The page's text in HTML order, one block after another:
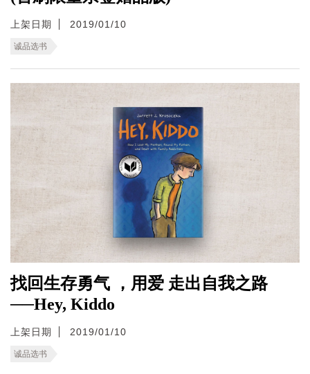
上架日期 2019/01/10
诚品选书
找回生存勇气 ，用爱 走出自我之路
──Hey, Kiddo
上架日期 2019/01/10
诚品选书